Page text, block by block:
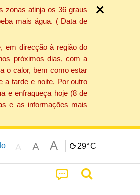
zonas atinja os 36 graus
mais água. ( Data de
em direcção à região do
próximos dias, com a
o calor, bem como estar
a tarde e noite. Por outro
e enfraqueça hoje (8 de
e as informações mais
A A A 29°C